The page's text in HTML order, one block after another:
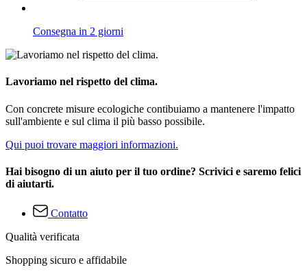
Consegna in 2 giorni
Lavoriamo nel rispetto del clima.
Con concrete misure ecologiche contibuiamo a mantenere l'impatto
sull'ambiente e sul clima il più basso possibile.
Qui puoi trovare maggiori informazioni.
Hai bisogno di un aiuto per il tuo ordine? Scrivici e saremo felici
di aiutarti.
Contatto
Qualità verificata
Shopping sicuro e affidabile